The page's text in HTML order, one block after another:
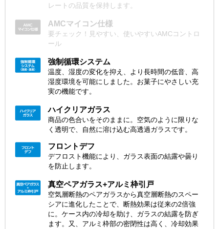
レートの品質を保持します。
AMCマイコン仕様
要チェック！見やすい、使いやすいAMCコントロ
ール
強制循環システム
温度、湿度の変化を抑え、より長時間の低音、高
湿度環境を可能にしました。お菓子にやさしい充
実の機能です。
ハイクリアガラス
商品の色合いをそのままに。空気のように限りな
く透明で、自然に溶け込む高透過ガラスです。
フロントデフ
デフロスト機能により、ガラス表面の結露や曇り
を防止します。
真空ペアガラス+アルミ枠引戸
空気層断熱のペアガラスから真空層断熱のスペー
シアに進化したことで、断熱効果は従来の2倍強
に。ケース内の冷却を助け、ガラスの結露を防ぎ
ます。又、アルミ枠部の密閉性は高く、冷却効果